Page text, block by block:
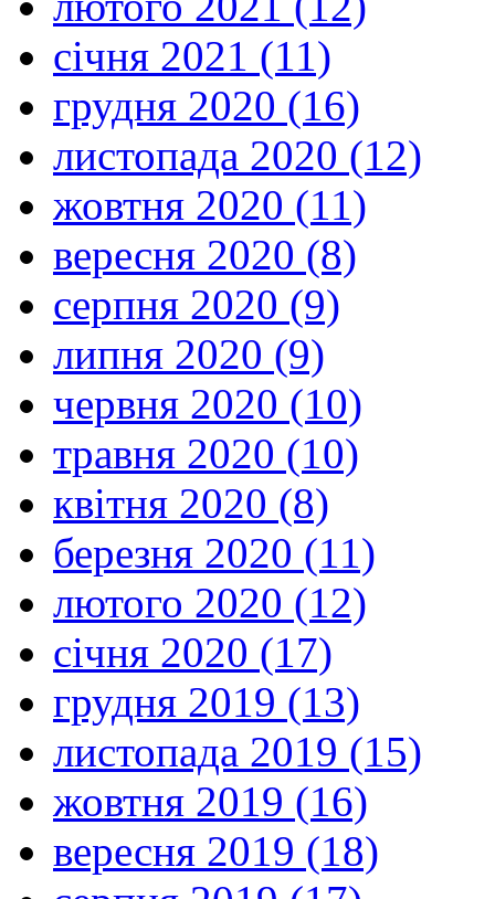
січня 2021 (11)
грудня 2020 (16)
листопада 2020 (12)
жовтня 2020 (11)
вересня 2020 (8)
серпня 2020 (9)
липня 2020 (9)
червня 2020 (10)
травня 2020 (10)
квітня 2020 (8)
березня 2020 (11)
лютого 2020 (12)
січня 2020 (17)
грудня 2019 (13)
листопада 2019 (15)
жовтня 2019 (16)
вересня 2019 (18)